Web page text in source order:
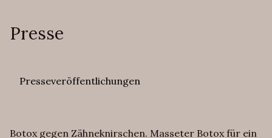
Presse
Presseveröffentlichungen
Botox gegen Zähneknirschen. Masseter Botox für ein